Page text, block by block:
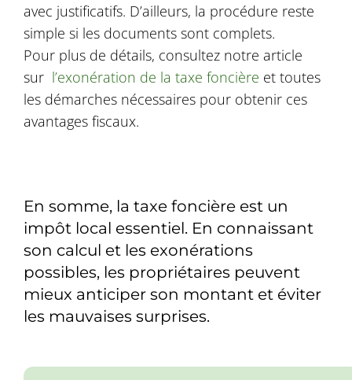
avec justificatifs. D’ailleurs, la procédure reste
simple si les documents sont complets.
Pour plus de détails, consultez notre article
sur l’exonération de la taxe foncière et toutes
les démarches nécessaires pour obtenir ces
avantages fiscaux.
En somme, la taxe foncière est un
impôt local essentiel. En connaissant
son calcul et les exonérations
possibles, les propriétaires peuvent
mieux anticiper son montant et éviter
les mauvaises surprises.